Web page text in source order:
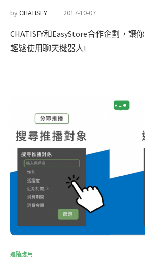
byCHATISFY 2017-10-07
CHATISFY和EasyStore合作企劃，讓
輕鬆使用聊天機器人!
進階應用